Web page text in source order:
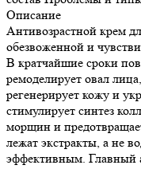
Описание
Антивозрастной крем
обезвоженной и
В кратчайшие сроки
ремоделирует овал
регенерирует кожу и
стимулирует синтез
морщин и
лежат экстракты, а не
эффективным. Главный